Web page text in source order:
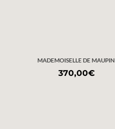
MADEMOISELLE DE MAUPIN
370,00€